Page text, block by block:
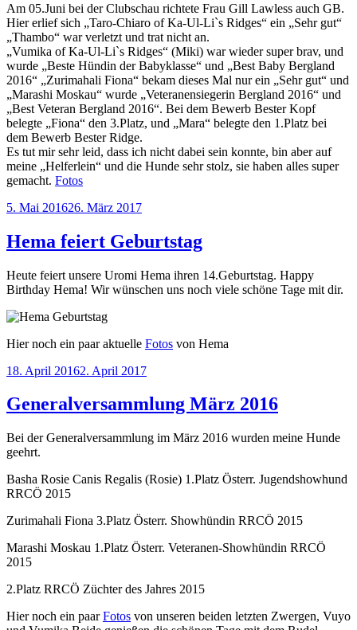
Am 05.Juni bei der Clubschau richtete Frau Gill Lawless auch GB.
Hier erlief sich „Taro-Chiaro of Ka-Ul-Li`s Ridges“ ein „Sehr gut“
„Thambo“ war verletzt und trat nicht an.
„Vumika of Ka-Ul-Li`s Ridges“ (Miki) war wieder super brav, und
wurde „Beste Hündin der Babyklasse“ und „Best Baby Bergland
2016“ „Zurimahali Fiona“ bekam dieses Mal nur ein „Sehr gut“ und
„Marashi Moskau“ wurde „Veteranensiegerin Bergland 2016“ und
„Best Veteran Bergland 2016“. Bei dem Bewerb Bester Kopf
belegte „Fiona“ den 3.Platz, und „Mara“ belegte den 1.Platz bei
dem Bewerb Bester Ridge.
Es tut mir sehr leid, dass ich nicht dabei sein konnte, bin aber auf
meine „Helferlein“ und die Hunde sehr stolz, sie haben alles super
gemacht. Fotos
Veröffentlicht
5. Mai 201626. März 2017
Hema feiert Geburtstag
Heute feiert unsere Uromi Hema ihren 14.Geburtstag. Happy
Birthday Hema! Wir wünschen uns noch viele schöne Tage mit dir.
Hier noch ein paar aktuelle Fotos von Hema
Veröffentlicht
18. April 20162. April 2017
Generalversammlung März 2016
Bei der Generalversammlung im März 2016 wurden meine Hunde
geehrt.
Basha Rosie Canis Regalis (Rosie) 1.Platz Österr. Jugendshowhund
RRCÖ 2015
Zurimahali Fiona 3.Platz Österr. Showhündin RRCÖ 2015
Marashi Moskau 1.Platz Österr. Veteranen-Showhündin RRCÖ
2015
2.Platz RRCÖ Züchter des Jahres 2015
Hier noch ein paarFotos von unseren beiden letzten Zwergen, Vuyo